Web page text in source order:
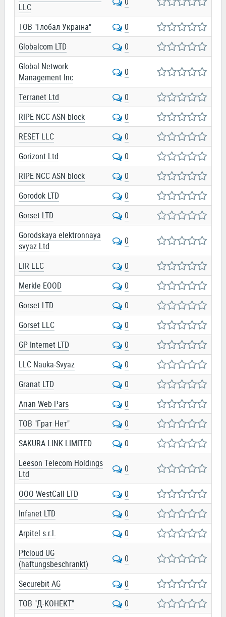
LLC
ТОВ "Глобал Україна"
0
Globalcom LTD
0
Global Network
Management Inc
0
Terranet Ltd
0
RIPE NCC ASN block
0
RESET LLC
0
Gorizont Ltd
0
RIPE NCC ASN block
0
Gorodok LTD
0
Gorset LTD
0
Gorodskaya elektronnaya
svyaz Ltd
0
LIR LLC
0
Merkle EOOD
0
Gorset LTD
0
Gorset LLC
0
GP Internet LTD
0
LLC Nauka-Svyaz
0
Granat LTD
0
Arian Web Pars
0
ТОВ "Грат Нет"
0
SAKURA LINK LIMITED
0
Leeson Telecom Holdings
Ltd
0
OOO WestCall LTD
0
Infanet LTD
0
Arpitel s.r.l.
0
Pfcloud UG
(haftungsbeschrankt)
0
Securebit AG
0
ТОВ "Д-КОНЕКТ"
0